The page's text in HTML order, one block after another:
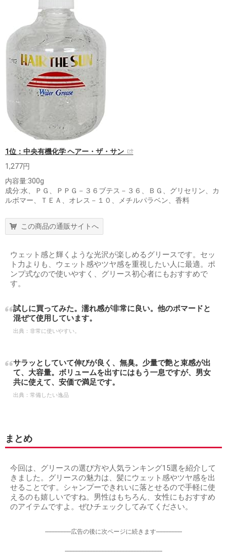
1位：中央有機化学 ヘアー・ザ・サン
1,277円
内容量:300g
成分:水、ＰＧ、ＰＰＧ－３６ブテス－３６、ＢＧ、グリセリン、カ
ルボマー、ＴＥＡ、オレス－１０、メチルパラベン、香料
この商品の通販サイトへ
ウェット感と輝くような光沢が楽しめるグリースです。セッ
ト力よりも、ウェット感やツヤ感を重視したい人に最適。ポ
ンプ式なので使いやすく、グリース初心者にもおすすめで
す。
試しに買ってみた。濡れ感が非常に良い。他のポマードと
混ぜて使用しています。
出典： 非常に使いやすい。
サラッとしていて伸びが良く、無臭。少量で艶と束感が出
て、大容量。ボリュームを出すにはもう一息ですが、男女
共に使えて、安価で満足です。
出典： 常備したい逸品
まとめ
今回は、グリースの選び方や人気ランキング15選を紹介して
きました。グリースの魅力は、髪にウェット感やツヤ感を出
せることです。シャンプーできれいに落とせるので手軽に使
えるのも嬉しいですね。男性はもちろん、女性にもおすすめ
のアイテムですよ。ぜひチェックしてみてください。
-----------------広告の後に次ページに続きます-----------------
----------------------------------------------------------------